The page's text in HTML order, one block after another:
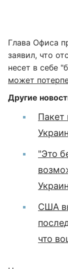
Глава Офиса
заявил, что
несет в себе
может
Другие
"Это
США
что